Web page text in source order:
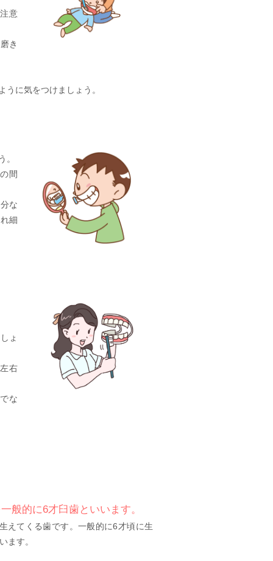
意
き
に気をつけましょう。
。
間
な
細
ょ
右
な
般的に6才臼歯といいます。
えてくる歯です。一般的に6才頃に生
ます。